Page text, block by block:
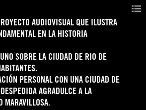
AUDIOVISUAL QUE ILUSTRA
EN LA HISTORIA
SOBRE LA CIUDAD DE RIO DE
PERSONAL CON UNA CIUDAD DE
AGRADULCE A LA
MARAVILLOSA.